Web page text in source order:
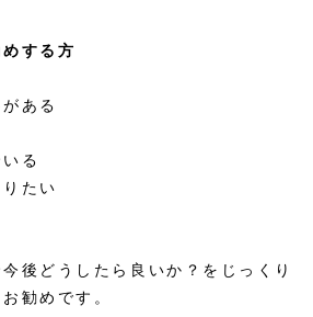
する方
ある
る
たい
後どうしたら良いか？をじっくり
勧めです。